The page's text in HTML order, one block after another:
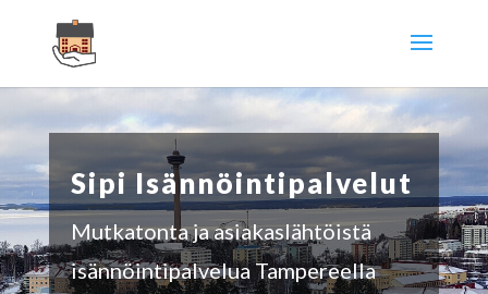
Sipi Isännöintipalvelut
Mutkatonta ja asiakaslähtöistä
isännöintipalvelua Tampereella